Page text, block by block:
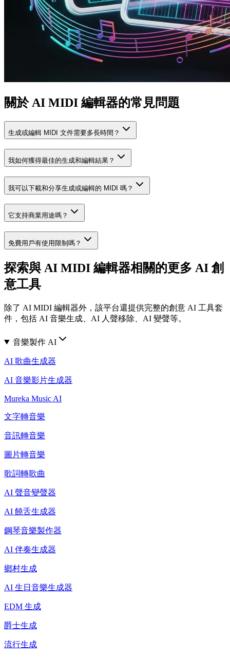
關於 AI MIDI 編輯器的常見問題
生成或編輯 MIDI 文件需要多長時間？
我如何獲得最佳的生成和編輯結果？
我可以下載和分享生成或編輯的 MIDI 嗎？
它支持商業用途嗎？
免費用戶有使用限制嗎？
探索與 AI MIDI 編輯器相關的更多 AI 創
意工具
除了 AI MIDI 編輯器外，該平台還提供完整的創意 AI 工具套
件，包括 AI 音樂生成、AI 人聲移除、AI 變聲等。
音樂製作 AI
AI 歌曲生成器
AI 音樂影片生成器
Mureka Music AI
文字轉音樂
音訊轉音樂
圖片轉音樂
歌詞轉歌曲
AI 聲音變聲器
AI 饒舌生成器
鋼琴音樂製作器
AI 伴奏生成器
鄉村生成
AI 生日音樂生成器
EDM 生成
爵士生成
流行生成